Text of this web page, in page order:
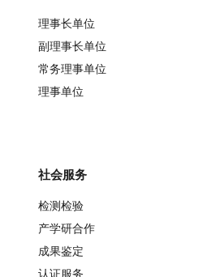
理事长单位
副理事长单位
常务理事单位
理事单位
社会服务
检测检验
产学研合作
成果鉴定
认证服务